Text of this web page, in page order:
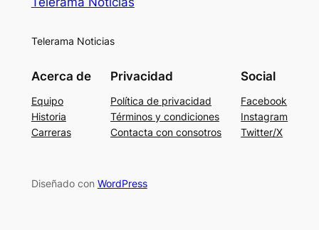
Telerama Noticias
Acerca de
Equipo
Historia
Carreras
Privacidad
Política de privacidad
Términos y condiciones
Contacta con consotros
Social
Facebook
Instagram
Twitter/X
Diseñado con WordPress